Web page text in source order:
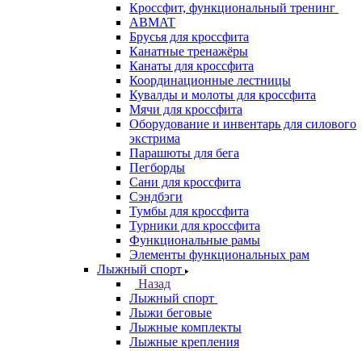
Кроссфит, функциональный тренинг
ABMAT
Брусья для кроссфита
Канатные тренажёры
Канаты для кроссфита
Координационные лестницы
Кувалды и молоты для кроссфита
Мячи для кроссфита
Оборудование и инвентарь для силового
экстрима
Парашюты для бега
Пегборды
Сани для кроссфита
Сэндбэги
Тумбы для кроссфита
Турники для кроссфита
Функциональные рамы
Элементы функциональных рам
Лыжный спорт
Назад
Лыжный спорт
Лыжи беговые
Лыжные комплекты
Лыжные крепления